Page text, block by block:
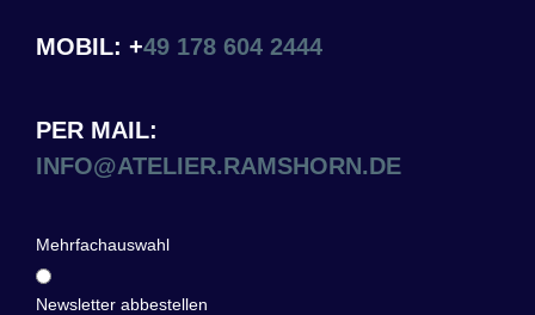
MOBIL: +49 178 604 2444
PER MAIL:
INFO@ATELIER.RAMSHORN.DE
Mehrfachauswahl
Newsletter abbestellen